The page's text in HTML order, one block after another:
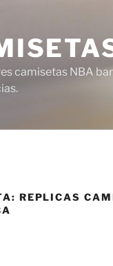
camisetas NBA
REPLICAS